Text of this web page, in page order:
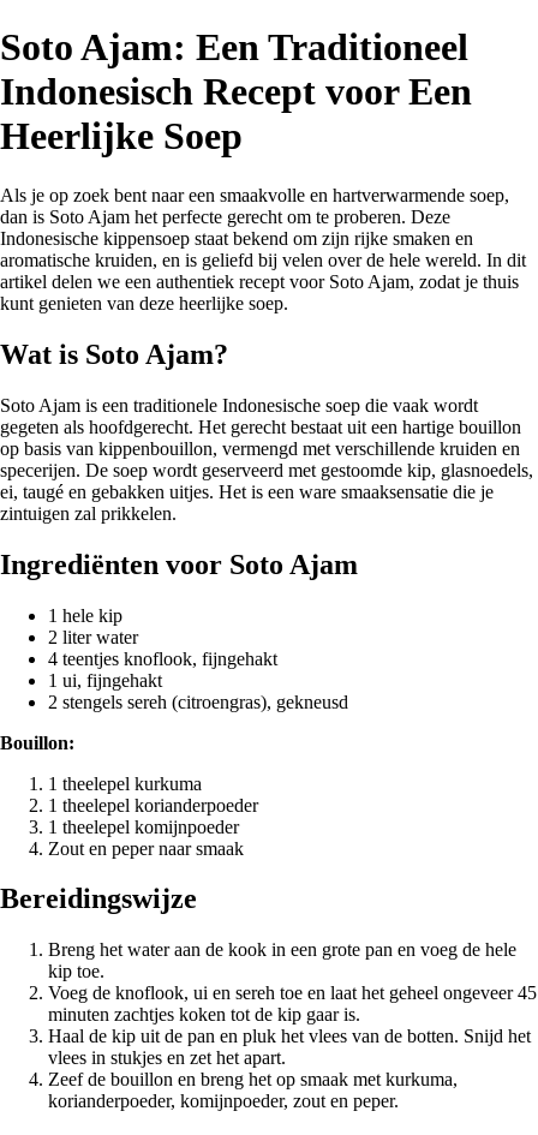
Soto Ajam: Een Traditioneel
Indonesisch Recept voor Een
Heerlijke Soep
Als je op zoek bent naar een smaakvolle en hartverwarmende soep,
dan is Soto Ajam het perfecte gerecht om te proberen. Deze
Indonesische kippensoep staat bekend om zijn rijke smaken en
aromatische kruiden, en is geliefd bij velen over de hele wereld. In dit
artikel delen we een authentiek recept voor Soto Ajam, zodat je thuis
kunt genieten van deze heerlijke soep.
Wat is Soto Ajam?
Soto Ajam is een traditionele Indonesische soep die vaak wordt
gegeten als hoofdgerecht. Het gerecht bestaat uit een hartige bouillon
op basis van kippenbouillon, vermengd met verschillende kruiden en
specerijen. De soep wordt geserveerd met gestoomde kip, glasnoedels,
ei, taugé en gebakken uitjes. Het is een ware smaaksensatie die je
zintuigen zal prikkelen.
Ingrediënten voor Soto Ajam
1 hele kip
2 liter water
4 teentjes knoflook, fijngehakt
1 ui, fijngehakt
2 stengels sereh (citroengras), gekneusd
Bouillon:
1 theelepel kurkuma
1 theelepel korianderpoeder
1 theelepel komijnpoeder
Zout en peper naar smaak
Bereidingswijze
Breng het water aan de kook in een grote pan en voeg de hele
kip toe.
Voeg de knoflook, ui en sereh toe en laat het geheel ongeveer 45
minuten zachtjes koken tot de kip gaar is.
Haal de kip uit de pan en pluk het vlees van de botten. Snijd het
vlees in stukjes en zet het apart.
Zeef de bouillon en breng het op smaak met kurkuma,
korianderpoeder, komijnpoeder, zout en peper.